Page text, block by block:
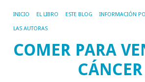
INICIO EL LIBRO ESTE BLOG INFORMACIÓN
LAS AUTORAS
COMER PARA
CÁNCER